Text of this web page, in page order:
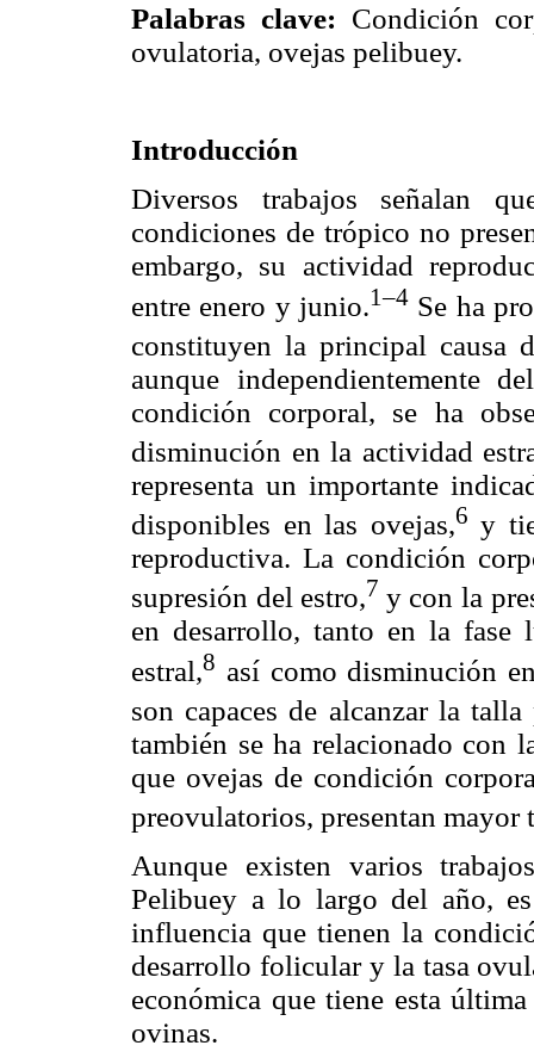
Palabras clave: Condición
ovulatoria, ovejas pelibuey.
Introducción
Diversos trabajos señalan
condiciones de trópico no
embargo, su actividad
entre enero y junio.1–4 Se ha
constituyen la principal causa
aunque independientemente
condición corporal, se ha
disminución en la actividad
representa un importante
disponibles en las ovejas,6 y
reproductiva. La condición
supresión del estro,7 y con la
en desarrollo, tanto en la
estral,8 así como disminución
son capaces de alcanzar la
también se ha relacionado con
que ovejas de condición
preovulatorios, presentan mayor
Aunque existen varios
Pelibuey a lo largo del año,
influencia que tienen la
desarrollo folicular y la tasa
económica que tiene esta
ovinas.